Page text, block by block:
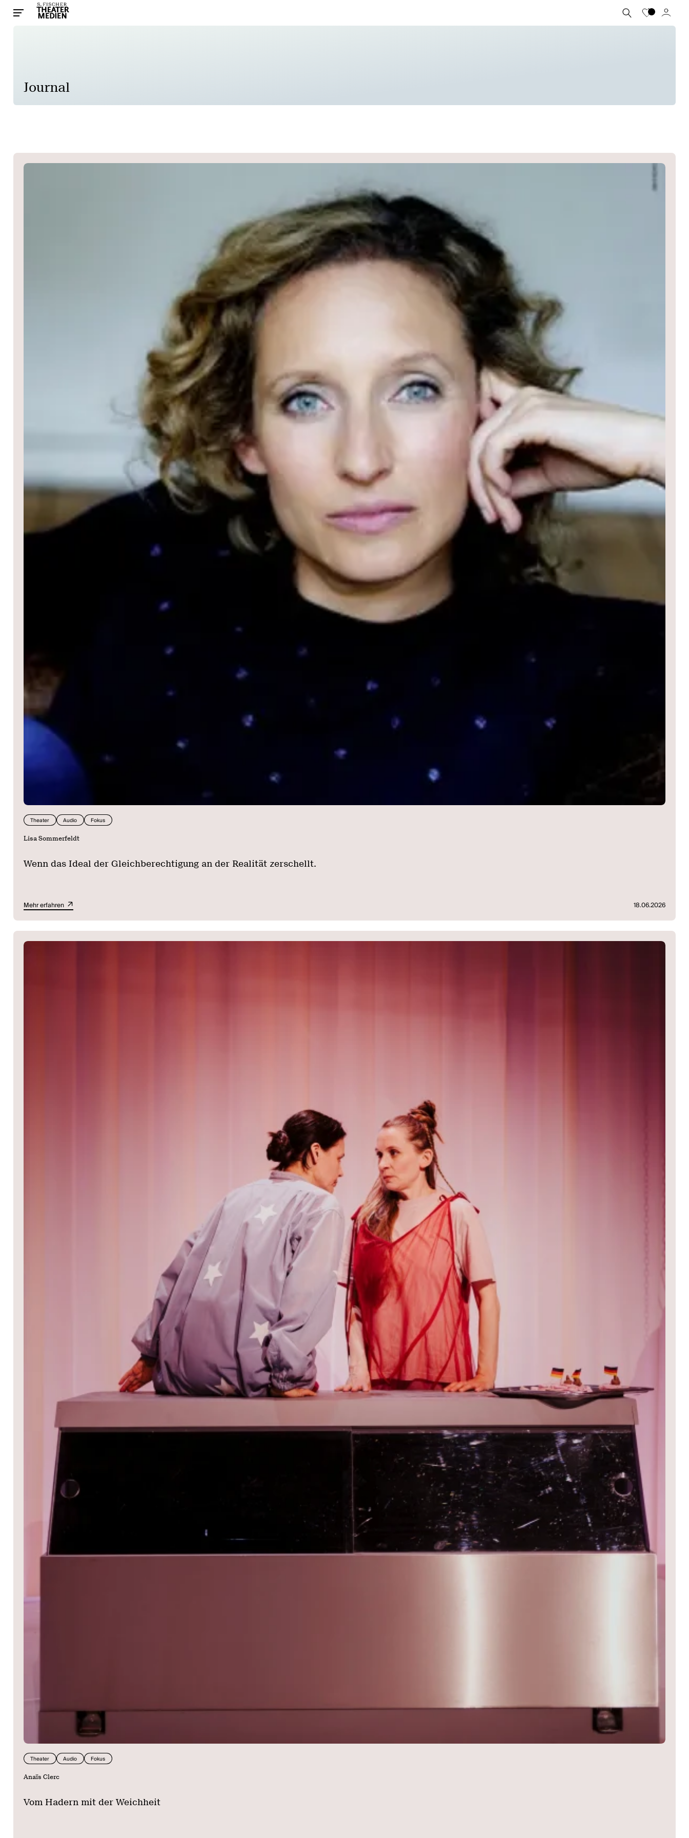
Journal
Theater Audio Fokus
Lisa Sommerfeldt
Wenn das Ideal der Gleichberechtigung an der Realität zerschellt.
Mehr erfahren 18.06.2026
Theater Audio Fokus
Anaïs Clerc
Vom Hadern mit der Weichheit